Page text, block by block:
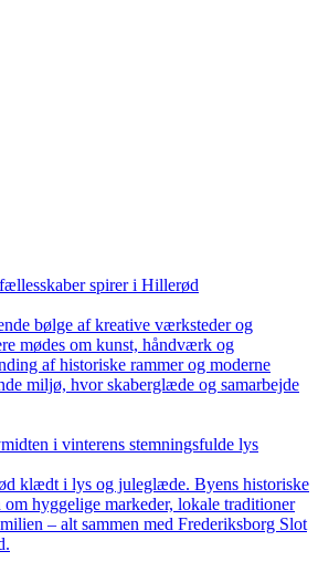
spirer i Hillerød
bølge af kreative værksteder og
mødes om kunst, håndværk og
af historiske rammer og moderne
miljø, hvor skaberglæde og samarbejde
i vinterens stemningsfulde lys
klædt i lys og juleglæde. Byens historiske
om hyggelige markeder, lokale traditioner
– alt sammen med Frederiksborg Slot